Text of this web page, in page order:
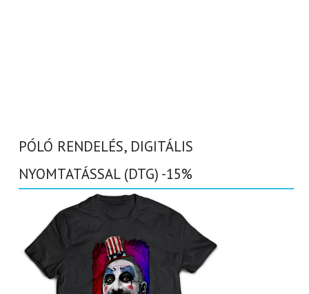
PÓLÓ RENDELÉS, DIGITÁLIS
NYOMTATÁSSAL (DTG) -15%